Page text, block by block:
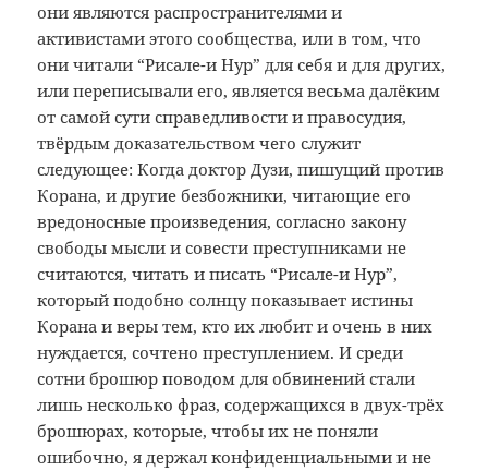
они являются распространителями и
активистами этого сообщества, или в том, что
они читали “Рисале-и Нур” для себя и для других,
или переписывали его, является весьма далёким
от самой сути справедливости и правосудия,
твёрдым доказательством чего служит
следующее: Когда доктор Дузи, пишущий против
Корана, и другие безбожники, читающие его
вредоносные произведения, согласно закону
свободы мысли и совести преступниками не
считаются, читать и писать “Рисале-и Нур”,
который подобно солнцу показывает истины
Корана и веры тем, кто их любит и очень в них
нуждается, сочтено преступлением. И среди
сотни брошюр поводом для обвинений стали
лишь несколько фраз, содержащихся в двух-трёх
брошюрах, которые, чтобы их не поняли
ошибочно, я держал конфиденциальными и не